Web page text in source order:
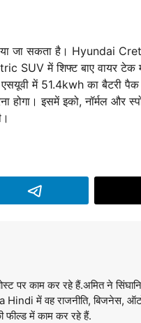
जा सकता है। Hyundai
में शिफ्ट बाए वायर टेक
में 51.4kwh का बैटरी
होगा। इसमें इको, नॉर्मल और
पर काम कर रहे हैं.अमित ने
Hindi में वह राजनीति, बिजनेस,
फील्ड में काम कर रहे हैं.